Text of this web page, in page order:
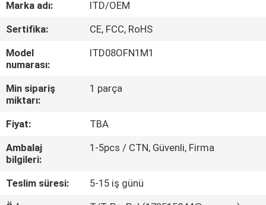
FABRIKA
KALITE
KONTROL
ULAŞIN
Marka adı:
ITD/OEM
Sertifika:
CE, FCC, RoHS
Model
numarası:
ITD08OFN1M1
Min sipariş
miktarı:
1 parça
Fiyat:
TBA
Ambalaj
bilgileri:
1-5pcs / CTN, Güvenli, Firma
Teslim süresi:
5-15 iş günü